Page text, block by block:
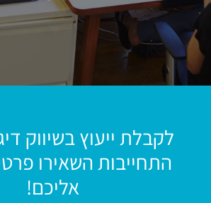
לקבלת ייעוץ בשיווק
התחייבות השאירו
אליכם!